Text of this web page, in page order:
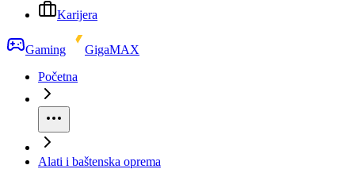
Karijera
Gaming
GigaMAX
Početna
Alati i baštenska oprema